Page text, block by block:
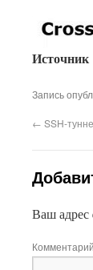
Источник
Запись
← SSH-
Ваш адрес
Комментарий